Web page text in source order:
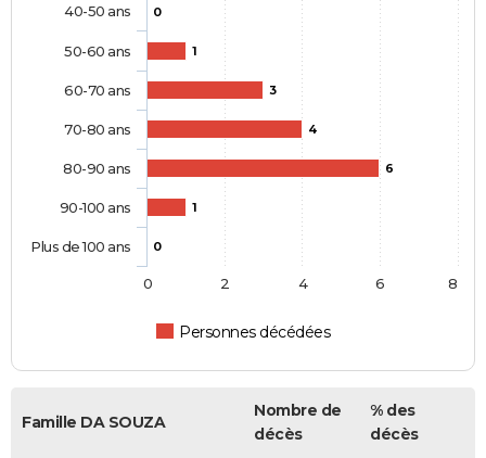
0
1
3
4
6
1
0
Personnes décédées
40-50 ans
50-60 ans
60-70 ans
70-80 ans
80-90 ans
90-100 ans
Plus de 100 ans
0 2 4 6 8
Famille DA SOUZA
Nombre de
décès
% des
décès